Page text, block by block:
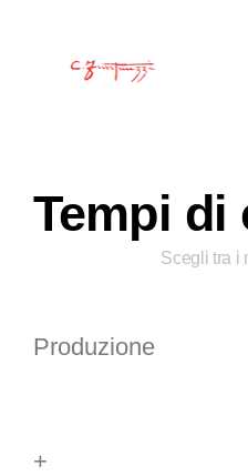
Tempi di
Scegli tra i
Produzione
+